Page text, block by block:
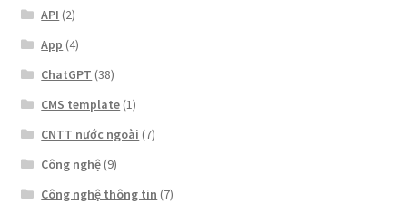
API (2)
App (4)
ChatGPT (38)
CMS template (1)
CNTT nước ngoài (7)
Công nghệ (9)
Công nghệ thông tin (7)